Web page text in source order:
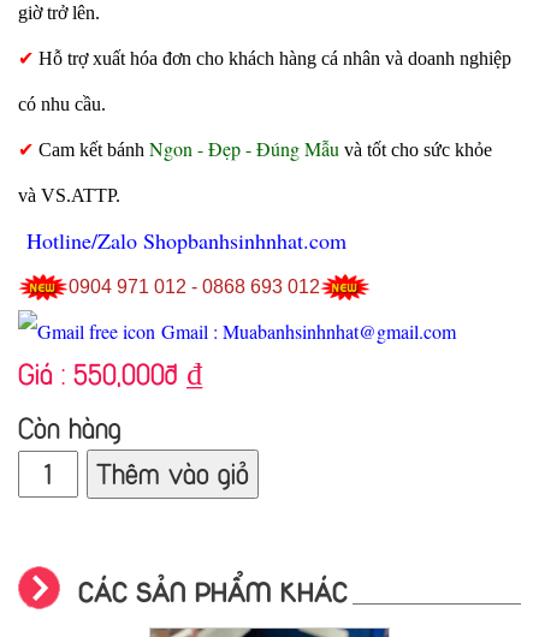
giờ trở lên.
✔ Hỗ trợ xuất hóa đơn cho khách hàng cá nhân và doanh nghiệp
có nhu cầu.
✔ Cam kết bánh Ngon - Đẹp - Đúng Mẫu và tốt cho sức khỏe
và VS.ATTP.
Hotline/Zalo Shopbanhsinhnhat.com
0904 971 012 - 0868 693 012
Gmail : Muabanhsinhnhat@gmail.com
Giá : 550,000đ ₫
Còn hàng
Thêm vào giỏ
CÁC SẢN PHẨM KHÁC